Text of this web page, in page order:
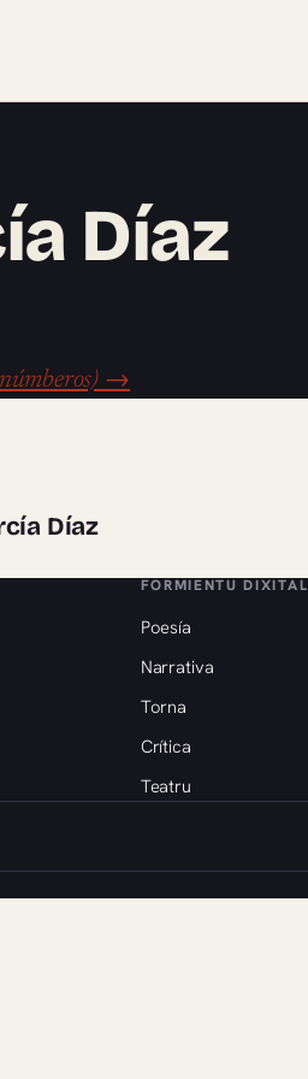
Díaz
→
Díaz
FORMIENTU DIXITAL
Poesía
Narrativa
Torna
Crítica
Teatru